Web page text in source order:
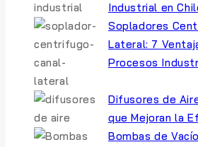
Industrial en
Sopladores
Lateral: 7
Procesos
Difusores de
que Mejoran la
Bombas de